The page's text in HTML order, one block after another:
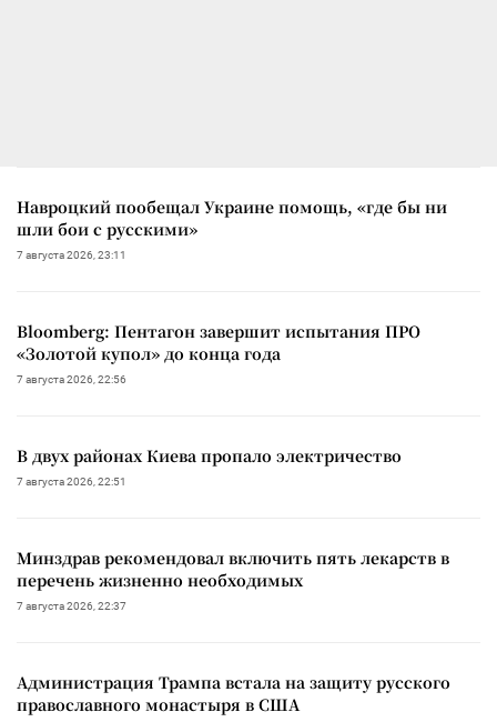
Навроцкий пообещал Украине помощь, «где бы ни
шли бои с русскими»
7 августа 2026, 23:11
Bloomberg: Пентагон завершит испытания ПРО
«Золотой купол» до конца года
7 августа 2026, 22:56
В двух районах Киева пропало электричество
7 августа 2026, 22:51
Минздрав рекомендовал включить пять лекарств в
перечень жизненно необходимых
7 августа 2026, 22:37
Администрация Трампа встала на защиту русского
православного монастыря в США